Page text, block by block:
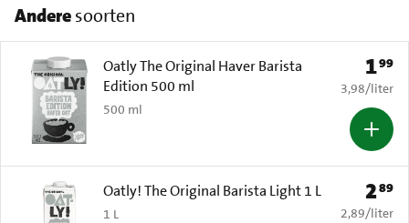
Anderesoorten
Oatly The Original Haver Barista
Edition 500 ml
500 ml
Prijs:
199
€ 3,98 per
3,98/liter
Oatly! The Original Barista Light 1 L
1 L
Prijs:
289
€ 2,89 per
2,89/liter